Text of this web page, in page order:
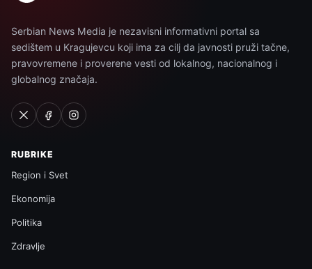
Serbian News Media je nezavisni informativni portal sa
sedištem u Kragujevcu koji ima za cilj da javnosti pruži tačne,
pravovremene i proverene vesti od lokalnog, nacionalnog i
globalnog značaja.
RUBRIKE
Region i Svet
Ekonomija
Politika
Zdravlje